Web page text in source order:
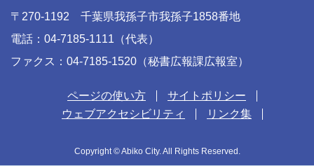
〒270-1192 千葉県我孫子市我孫子1858番地
電話：04-7185-1111（代表）
ファクス：04-7185-1520（秘書広報課広報室）
ページの使い方
サイトポリシー
ウェブアクセシビリティ
リンク集
Copyright © Abiko City. All Rights Reserved.